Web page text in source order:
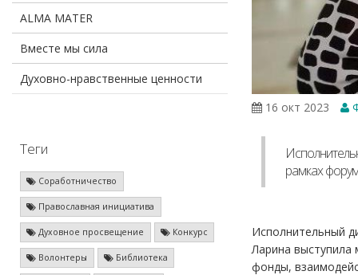
ALMA MATER
Вместе мы сила
Духовно-нравственные ценности
Теги
Соработничество
Православная инициатива
Духовное просвещение Конкурс
Волонтеры Библиотека
16 окт 2023
рамках
Исполнительный
Ларина
фонды,